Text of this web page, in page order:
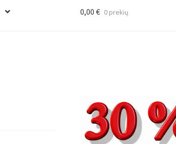
0,00 € 0 prekių